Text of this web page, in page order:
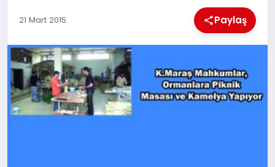
YAZARLAR
KÜNYE
21 Mart 2015 Paylaş